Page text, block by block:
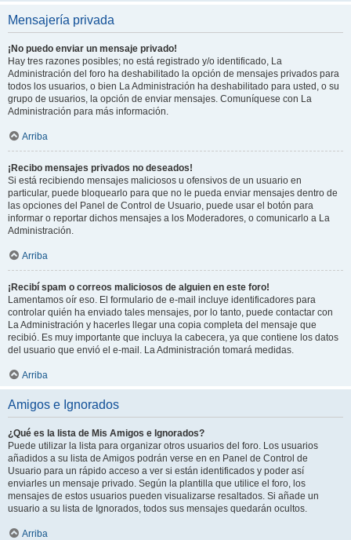
Mensajería privada
¡No puedo enviar un mensaje privado!
Hay tres razones posibles; no está registrado y/o identificado, La
Administración del foro ha deshabilitado la opción de mensajes privados para
todos los usuarios, o bien La Administración ha deshabilitado para usted, o su
grupo de usuarios, la opción de enviar mensajes. Comuníquese con La
Administración para más información.
Arriba
¡Recibo mensajes privados no deseados!
Si está recibiendo mensajes maliciosos u ofensivos de un usuario en
particular, puede bloquearlo para que no le pueda enviar mensajes dentro de
las opciones del Panel de Control de Usuario, puede usar el botón para
informar o reportar dichos mensajes a los Moderadores, o comunicarlo a La
Administración.
Arriba
¡Recibí spam o correos maliciosos de alguien en este foro!
Lamentamos oír eso. El formulario de e-mail incluye identificadores para
controlar quién ha enviado tales mensajes, por lo tanto, puede contactar con
La Administración y hacerles llegar una copia completa del mensaje que
recibió. Es muy importante que incluya la cabecera, ya que contiene los datos
del usuario que envió el e-mail. La Administración tomará medidas.
Arriba
Amigos e Ignorados
¿Qué es la lista de Mis Amigos e Ignorados?
Puede utilizar la lista para organizar otros usuarios del foro. Los usuarios
añadidos a su lista de Amigos podrán verse en en Panel de Control de
Usuario para un rápido acceso a ver si están identificados y poder así
enviarles un mensaje privado. Según la plantilla que utilice el foro, los
mensajes de estos usuarios pueden visualizarse resaltados. Si añade un
usuario a su lista de Ignorados, todos sus mensajes quedarán ocultos.
Arriba